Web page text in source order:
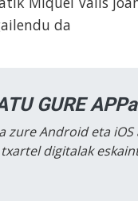
da
GURE
zure Android eta
digitalak